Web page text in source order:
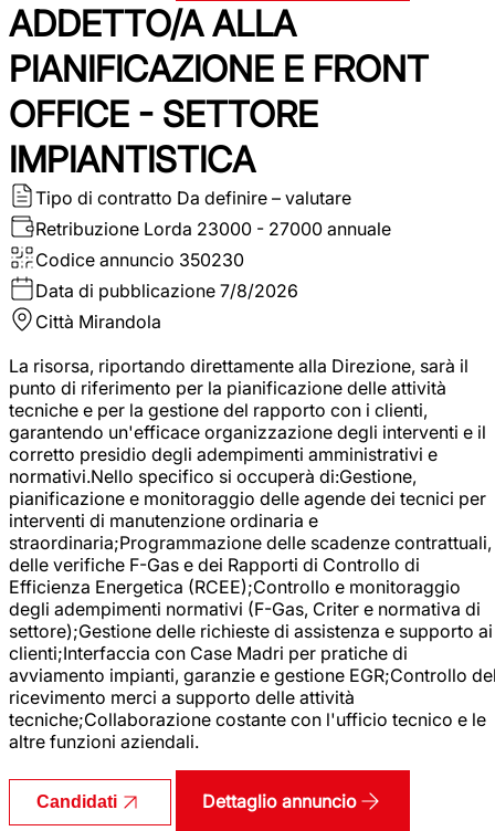
ADDETTO/A ALLA
PIANIFICAZIONE E FRONT
OFFICE - SETTORE
IMPIANTISTICA
Tipo di contratto Da definire – valutare
Retribuzione Lorda 23000 - 27000 annuale
Codice annuncio 350230
Data di pubblicazione 7/8/2026
Città Mirandola
La risorsa, riportando direttamente alla Direzione, sarà il
punto di riferimento per la pianificazione delle attività
tecniche e per la gestione del rapporto con i clienti,
garantendo un'efficace organizzazione degli interventi e il
corretto presidio degli adempimenti amministrativi e
normativi.Nello specifico si occuperà di:Gestione,
pianificazione e monitoraggio delle agende dei tecnici per
interventi di manutenzione ordinaria e
straordinaria;Programmazione delle scadenze contrattuali,
delle verifiche F-Gas e dei Rapporti di Controllo di
Efficienza Energetica (RCEE);Controllo e monitoraggio
degli adempimenti normativi (F-Gas, Criter e normativa di
settore);Gestione delle richieste di assistenza e supporto ai
clienti;Interfaccia con Case Madri per pratiche di
avviamento impianti, garanzie e gestione EGR;Controllo
ricevimento merci a supporto delle attività
tecniche;Collaborazione costante con l'ufficio tecnico e le
altre funzioni aziendali.
Candidati Dettaglio annuncio